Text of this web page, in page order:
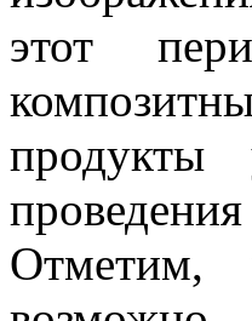
этот
Отметим,